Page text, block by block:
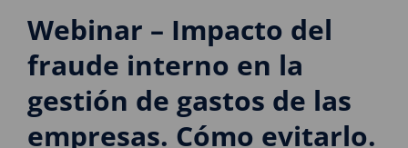
Webinar – Impacto del
fraude interno en la
gestión de gastos de las
empresas. Cómo evitarlo.